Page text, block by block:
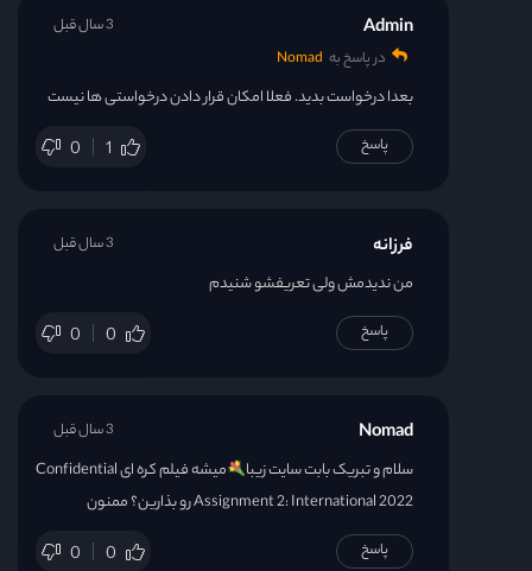
Admin
در پاسخ به Nomad
بعدا درخواست بدید. فعلا امکان قرار دادن درخواستی ها نیست
0 1
3 سال قبل
پاسخ
فرزانه
من ندیدمش ولی تعریفشو‌ شنیدم
0 0
3 سال قبل
پاسخ
Nomad
سلام و تبریک بابت سایت زیبا
میشه فیلم کره ای Confidential
Assignment 2: International 2022 رو بذارین؟ ممنون
0 0
3 سال قبل
پاسخ